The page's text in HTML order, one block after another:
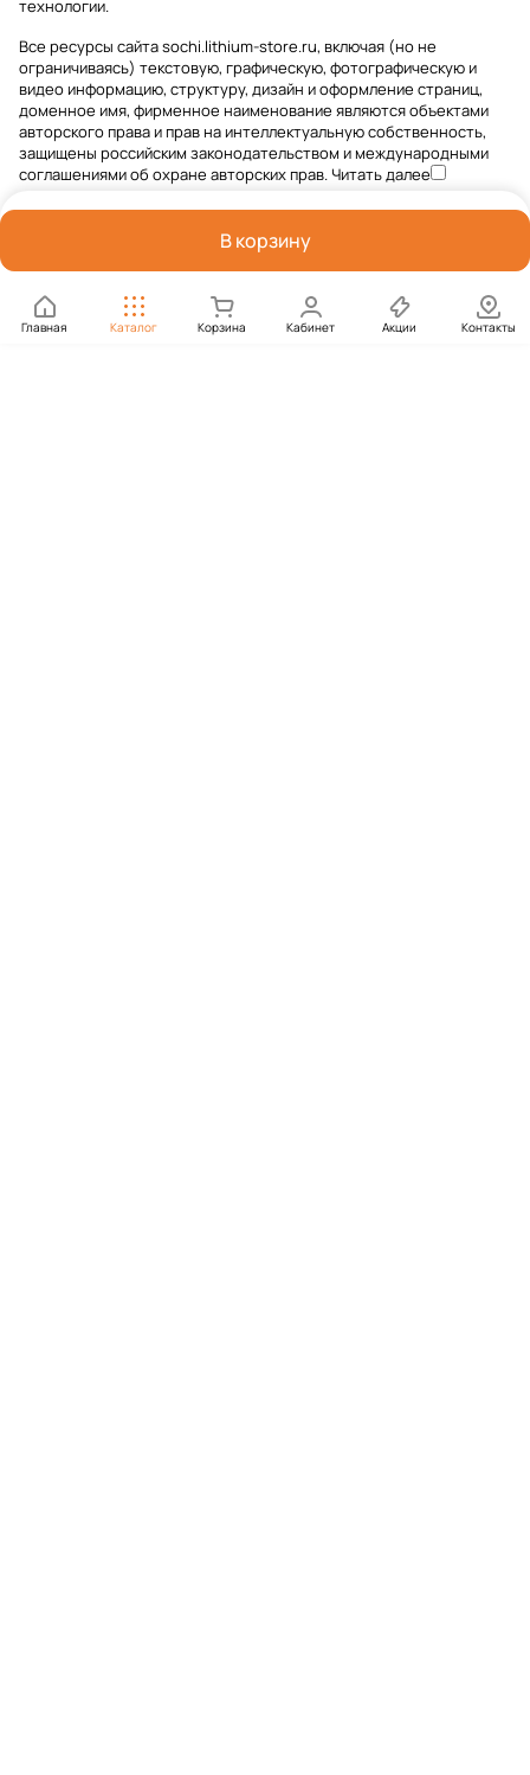
В корзину
Главная Каталог Корзина Кабинет Акции Контакты
технологии.
Все ресурсы сайта sochi.lithium-store.ru, включая (но не
ограничиваясь) текстовую, графическую, фотографическую и
видео информацию, структуру, дизайн и оформление страниц,
доменное имя, фирменное наименование являются объектами
авторского права и прав на интеллектуальную собственность,
защищены российским законодательством и международными
соглашениями об охране авторских прав.Читать далее